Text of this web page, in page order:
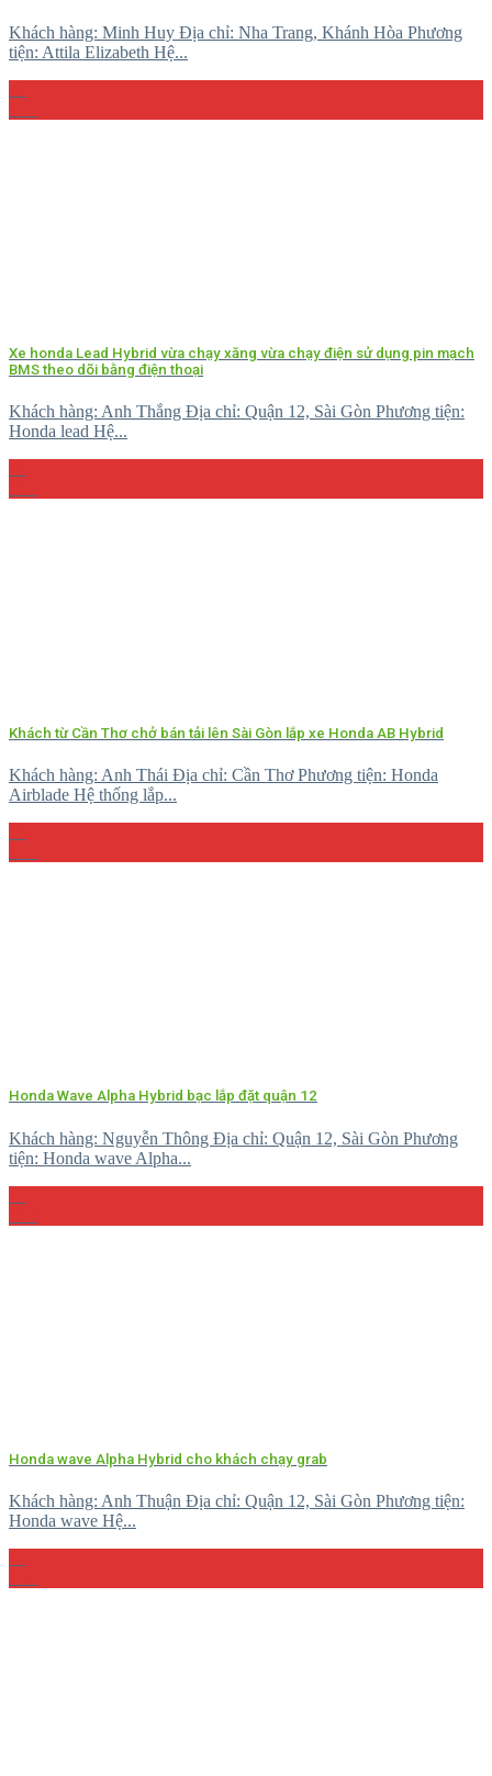
Khách hàng: Minh Huy Địa chỉ: Nha Trang, Khánh Hòa Phương
tiện: Attila Elizabeth Hệ...
Xe honda Lead Hybrid vừa chạy xăng vừa chạy điện sử dụng pin mạch
BMS theo dõi bằng điện thoại
Khách hàng: Anh Thắng Địa chỉ: Quận 12, Sài Gòn Phương tiện:
Honda lead Hệ...
Khách từ Cần Thơ chở bán tải lên Sài Gòn lắp xe Honda AB Hybrid
Khách hàng: Anh Thái Địa chỉ: Cần Thơ Phương tiện: Honda
Airblade Hệ thống lắp...
Honda Wave Alpha Hybrid bạc lắp đặt quận 12
Khách hàng: Nguyễn Thông Địa chỉ: Quận 12, Sài Gòn Phương
tiện: Honda wave Alpha...
Honda wave Alpha Hybrid cho khách chạy grab
Khách hàng: Anh Thuận Địa chỉ: Quận 12, Sài Gòn Phương tiện:
Honda wave Hệ...